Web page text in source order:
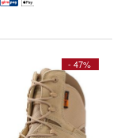
- 47%